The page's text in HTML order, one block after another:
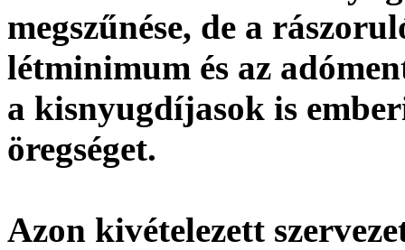
megszűnése, de a
létminimum és az
a kisnyugdíjasok is
öregséget.
Azon kivételezett